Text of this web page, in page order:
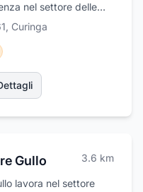
nel settore delle
e industriali.
ville a schiera,
garantendo elevati
ai dettagli in
specializzati
duratura e
di coperture in
, Curinga
Gullo 3.6 km
lavora nel settore